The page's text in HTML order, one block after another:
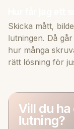
Skicka mått,
lutningen. Då
hur många
rätt lösning för
Vill du
lutning?